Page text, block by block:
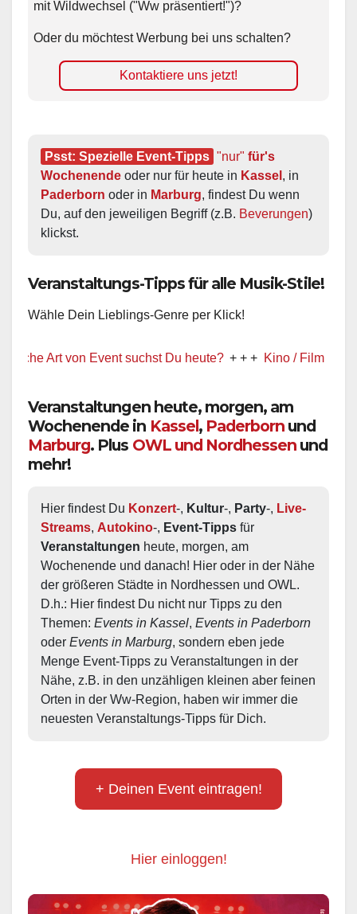
mit Wildwechsel ("Ww präsentiert!")?
Oder du möchtest Werbung bei uns schalten?
Kontaktiere uns jetzt!
Psst: Spezielle Event-Tipps "nur" für's
Wochenende oder nur für heute in Kassel
Paderborn oder in Marburg, findest Du wenn
Du, auf den jeweiligen Begriff (z.B. Beverungen)
klickst.
Veranstaltungs-Tipps für alle Musik-Stile!
Wähle Dein Lieblings-Genre per Klick!
von Event suchst Du heute? + + + Kino / Film + + + Ww
Veranstaltungen heute, morgen, am
Wochenende in Kassel, Paderborn und
Marburg. Plus OWL und Nordhessen und
mehr!
Hier findest Du Konzert-, Kultur-, Party-, Live-
Streams, Autokino-, Event-Tipps
Veranstaltungen heute, morgen, am
Wochenende und danach! Hier oder in der Nähe
der größeren Städte in Nordhessen und OWL.
D.h.: Hier findest Du nicht nur Tipps zu den
Themen: Events in Kassel, Events in Paderborn
oder Events in Marburg, sondern eben jede
Menge Event-Tipps zu Veranstaltungen in der
Nähe, z.B. in den unzähligen kleinen aber feinen
Orten in der Ww-Region, haben wir immer die
neuesten Veranstaltungs-Tipps für Dich.
+ Deinen Event eintragen!
Hier einloggen!